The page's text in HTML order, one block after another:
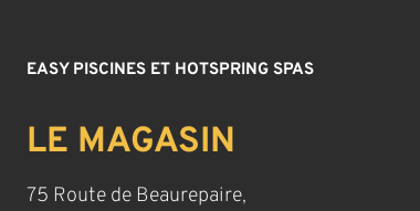
EASY PISCINES ET HOTSPRING SPAS
LE MAGASIN
75 Route de Beaurepaire,